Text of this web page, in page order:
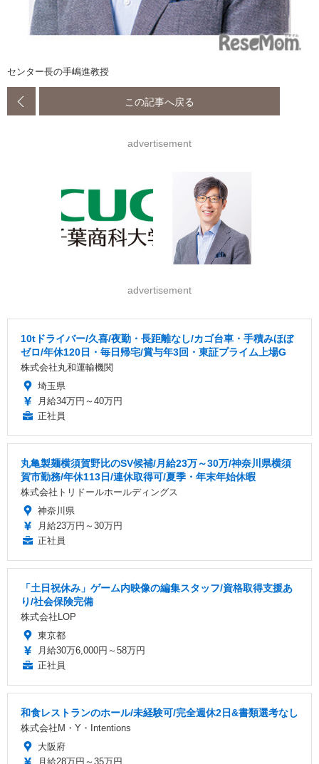
センター長の手嶋進教授
この記事へ戻る
advertisement
advertisement
10tドライバー/久喜/夜勤・長距離なし/カゴ台車・手積みほぼ
ゼロ/年休120日・毎日帰宅/賞与年3回・東証プライム上場G
株式会社丸和運輸機関
埼玉県
月給34万円～40万円
正社員
丸亀製麺横須賀野比のSV候補/月給23万～30万/神奈川県横須
賀市勤務/年休113日/連休取得可/夏季・年末年始休暇
株式会社トリドールホールディングス
神奈川県
月給23万円～30万円
正社員
「土日祝休み」ゲーム内映像の編集スタッフ/資格取得支援あ
り/社会保険完備
株式会社LOP
東京都
月給30万6,000円～58万円
正社員
和食レストランのホール/未経験可/完全週休2日&書類選考なし
株式会社M・Y・Intentions
大阪府
月給28万円～35万円